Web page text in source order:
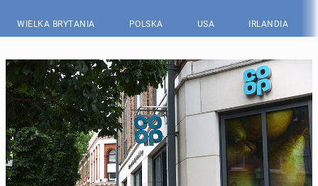
WIELKA BRYTANIA POLSKA USA IRLANDIA